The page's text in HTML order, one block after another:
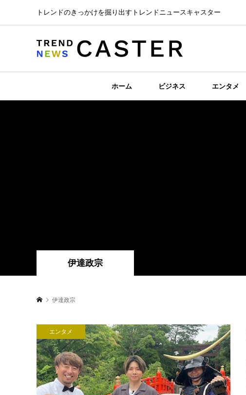
トレンドのきっかけを掘り出すトレンドニュースキャスター
ホーム ビジネス エンタメ
伊達政宗
伊達政宗
エンタメ